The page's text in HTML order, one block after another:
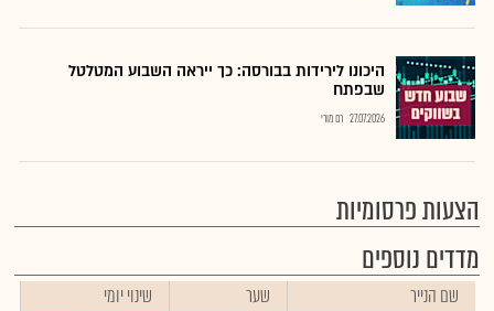
היכונו לירידות בבורסה: כך ייראה השבוע המטלטל
שבפתח
27.07.2026 רם מורי
הצעות פרסומיות
מדדים נוספים
שם הנייר שער
שינוי יומי